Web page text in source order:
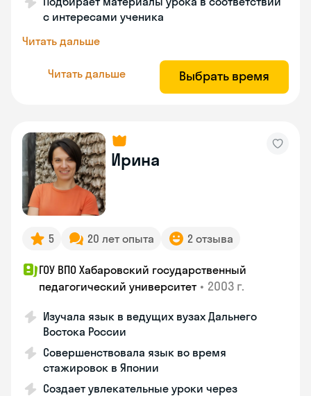
с интересами ученика
Читать дальше
Читать дальше Выбрать время
Ирина
5 20 лет опыта 2 отзыва
ГОУ ВПО Хабаровский государственный
педагогический университет • 2003 г.
Изучала язык в ведущих вузах Дальнего
Востока России
Совершенствовала язык во время
стажировок в Японии
Создает увлекательные уроки через